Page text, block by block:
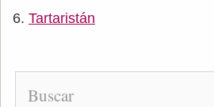
Tartaristán
Buscar